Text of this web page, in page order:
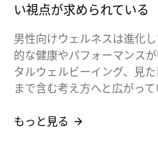
い視点が求められている
男性向けウェルネスは進化
的な健康やパフォーマンス
タルウェルビーイング、見
まで含む考え方へと広がっ
もっと見る